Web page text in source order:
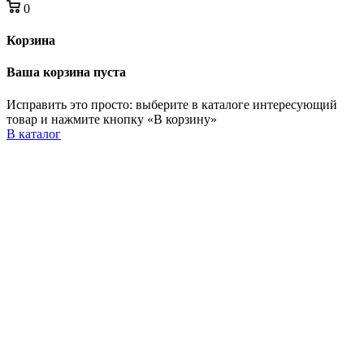
0
Корзина
Ваша корзина пуста
Исправить это просто: выберите в каталоге интересующий
товар и нажмите кнопку «В корзину»
В каталог